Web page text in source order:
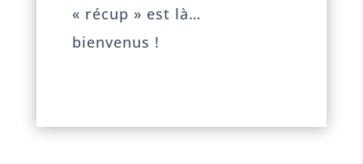
« récup » est là…
bienvenus !